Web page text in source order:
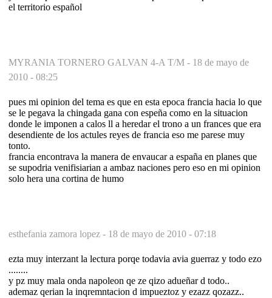
el territorio español
MYRANIA TORNERO GALVAN 4-A T/M - 18 de mayo de
2010 - 08:25
pues mi opinion del tema es que en esta epoca francia hacia lo que
se le pegava la chingada gana con espeña como en la situacion
donde le imponen a calos ll a heredar el trono a un frances que era
desendiente de los actules reyes de francia eso me parese muy
tonto.
francia encontrava la manera de envaucar a españa en planes que
se supodria venifisiarian a ambaz naciones pero eso en mi opinion
solo hera una cortina de humo
esthefania zamora lopez - 18 de mayo de 2010 - 07:18
ezta muy interzant la lectura porqe todavia avia guerraz y todo ezo
........
y pz muy mala onda napoleon qe ze qizo adueñar d todo..
ademaz qerian la inqremntacion d impueztoz y ezazz qozazz..